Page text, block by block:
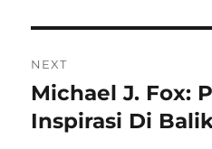
NEXT
Next
post:
Michael J. Fox:
Inspirasi Di